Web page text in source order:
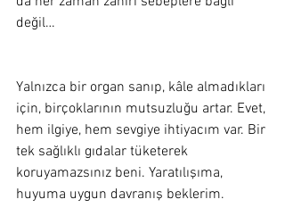
değil…
Yalnızca bir organ sanıp, kâle almadıkları
için, birçoklarının mutsuzluğu artar. Evet,
hem ilgiye, hem sevgiye ihtiyacım var. Bir
tek sağlıklı gıdalar tüketerek
koruyamazsınız beni. Yaratılışıma,
huyuma uygun davranış beklerim.